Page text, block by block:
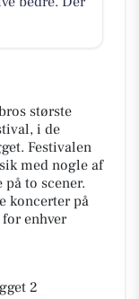
største
i de
Festivalen
med nogle af
to scener.
koncerter på
enhver
2